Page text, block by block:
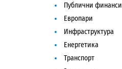
Публични финанси
Европари
Инфраструктура
Енергетика
Транспорт